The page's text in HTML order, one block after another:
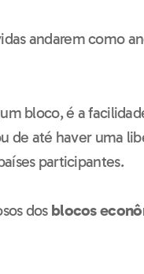
andarem como
bloco, é a
de até haver uma
participantes.
dos blocos